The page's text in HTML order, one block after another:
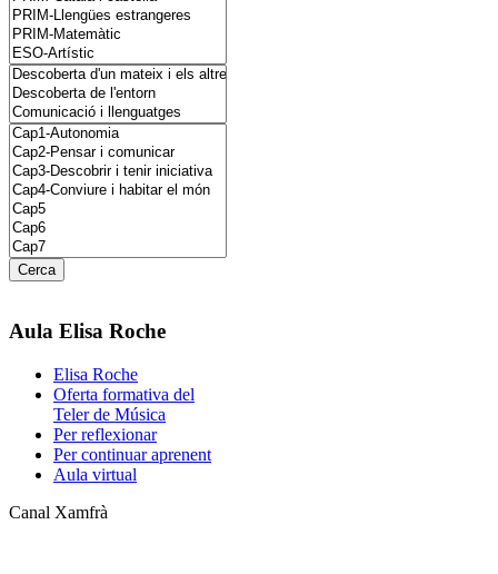
Aula Elisa Roche
Elisa Roche
Oferta formativa del
Teler de Música
Per reflexionar
Per continuar aprenent
Aula virtual
Canal Xamfrà